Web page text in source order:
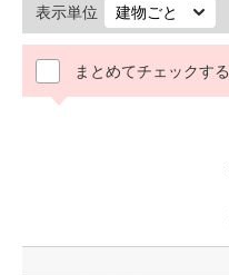
表示単位
まとめてチェックする